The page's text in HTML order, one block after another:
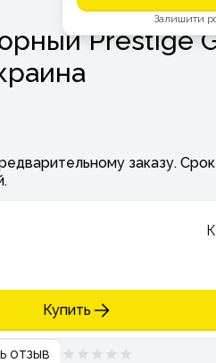
Залишити
Prestige
заказу.
Купить
отзыв